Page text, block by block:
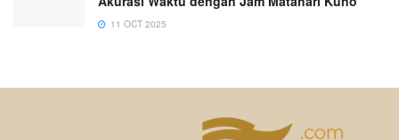
11 OCT 2025